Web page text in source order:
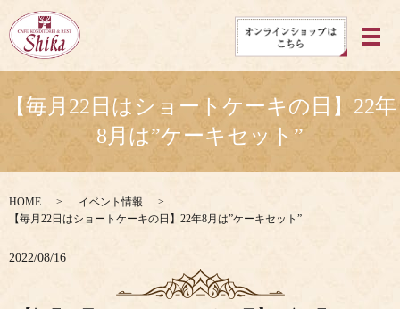
メ
【毎月22日はショートケーキの日】22年
8月は”ケーキセット”
HOME
イベント情報
【毎月22日はショートケーキの日】22年8月は”ケーキセット”
2022/08/16